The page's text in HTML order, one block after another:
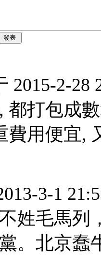
發表
2015-2-28
都打包成
費用便宜,
3-1
姓毛馬列
。北京蠢